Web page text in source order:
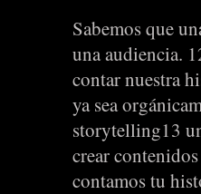
Sabemos que
una audiencia.
contar nuestra
ya sea
storytelling13
crear
contamos tu